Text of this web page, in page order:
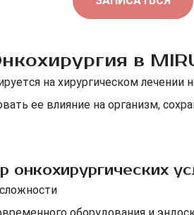
в
на хирургическом лечении
ее влияние на организм,